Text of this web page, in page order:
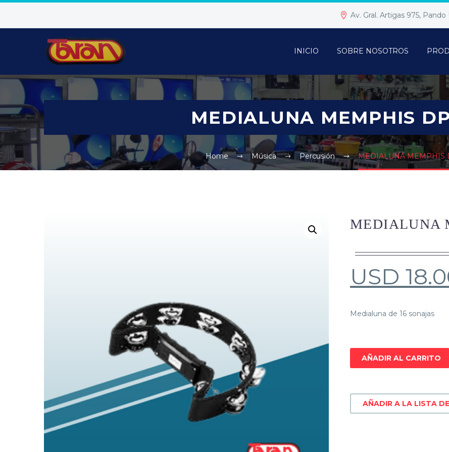
Av. Gral. Artigas 975,
INICIO SOBRE NOSOTROS
MEDIALUNA MEMPHIS
Home Música Percusión MEDIALUNA MEMPHIS
MEDIALUNA
USD
Medialuna de 16 sonajas
AÑADIR AL CARRITO
AÑADIR A LA LISTA